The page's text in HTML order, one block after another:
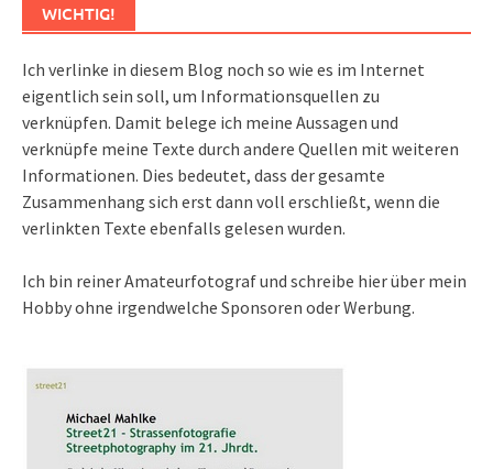
WICHTIG!
Ich verlinke in diesem Blog noch so wie es im Internet
eigentlich sein soll, um Informationsquellen zu
verknüpfen. Damit belege ich meine Aussagen und
verknüpfe meine Texte durch andere Quellen mit weiteren
Informationen. Dies bedeutet, dass der gesamte
Zusammenhang sich erst dann voll erschließt, wenn die
verlinkten Texte ebenfalls gelesen wurden.
Ich bin reiner Amateurfotograf und schreibe hier über mein
Hobby ohne irgendwelche Sponsoren oder Werbung.